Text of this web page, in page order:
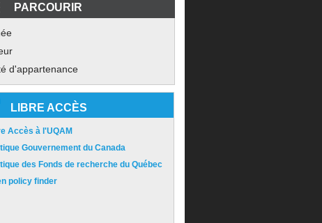
PARCOURIR
d'appartenance
LIBRE ACCÈS
Accès à l'UQAM
Gouvernement du Canada
des Fonds de recherche du Québec
policy finder